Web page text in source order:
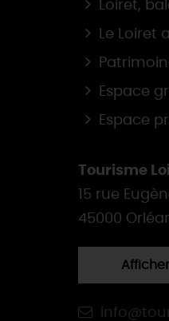
Loiret,
Le Loiret
Espace
Espace
Tourisme
15 rue
45000